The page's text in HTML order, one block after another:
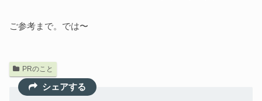
ご参考まで。では〜
PRのこと
シェアする